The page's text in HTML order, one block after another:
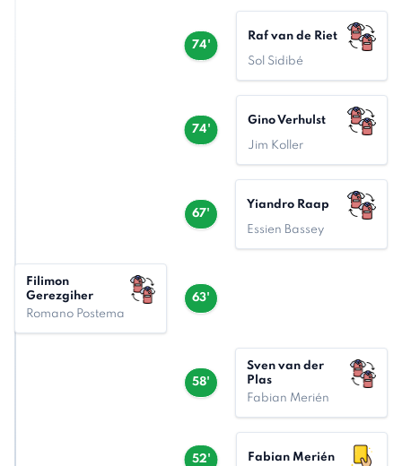
74'
Raf van de Riet
Sol Sidibé
74'
Gino Verhulst
Jim Koller
67'
Yiandro Raap
Essien Bassey
63'
Filimon
Gerezgiher
Romano Postema
58'
Sven van der
Plas
Fabian Merién
52' Fabian Merién